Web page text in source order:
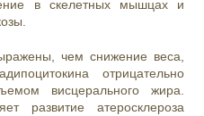
в скелетных мышцах и
чем снижение веса,
отрицательно
висцерального жира.
развитие атеросклероза